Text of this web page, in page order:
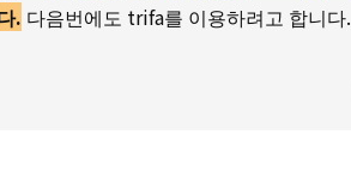
. 다음번에도 trifa를 이용하려고 합니다.